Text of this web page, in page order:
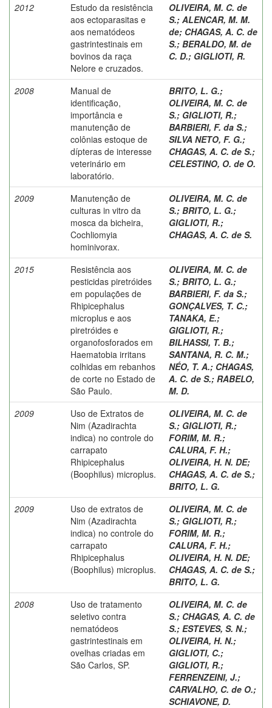
2012
Estudo da resistência
aos ectoparasitas e
aos nematódeos
gastrintestinais em
bovinos da raça
Nelore e cruzados.
OLIVEIRA, M. C. de
S.; ALENCAR, M. M.
de; CHAGAS, A. C. de
S.; BERALDO, M. de
C. D.; GIGLIOTI, R.
2008
Manual de
identificação,
importância e
manutenção de
colônias estoque de
dípteras de interesse
veterinário em
laboratório.
BRITO, L. G.;
OLIVEIRA, M. C. de
S.; GIGLIOTI, R.;
BARBIERI, F. da S.;
SILVA NETO, F. G.;
CHAGAS, A. C. de S.;
CELESTINO, O. de O.
2009
Manutenção de
culturas in vitro da
mosca da bicheira,
Cochliomyia
hominivorax.
OLIVEIRA, M. C. de
S.; BRITO, L. G.;
GIGLIOTI, R.;
CHAGAS, A. C. de S.
2015
Resistência aos
pesticidas piretróides
em populações de
Rhipicephalus
microplus e aos
piretróides e
organofosforados em
Haematobia irritans
colhidas em rebanhos
de corte no Estado de
São Paulo.
OLIVEIRA, M. C. de
S.; BRITO, L. G.;
BARBIERI, F. da S.;
GONÇALVES, T. C.;
TANAKA, E.;
GIGLIOTI, R.;
BILHASSI, T. B.;
SANTANA, R. C. M.;
NÉO, T. A.; CHAGAS,
A. C. de S.; RABELO,
M. D.
2009
Uso de Extratos de
Nim (Azadirachta
indica) no controle do
carrapato
Rhipicephalus
(Boophilus) microplus.
OLIVEIRA, M. C. de
S.; GIGLIOTI, R.;
FORIM, M. R.;
CALURA, F. H.;
OLIVEIRA, H. N. DE;
CHAGAS, A. C. de S.;
BRITO, L. G.
2009
Uso de extratos de
Nim (Azadirachta
indica) no controle do
carrapato
Rhipicephalus
(Boophilus) microplus.
OLIVEIRA, M. C. de
S.; GIGLIOTI, R.;
FORIM, M. R.;
CALURA, F. H.;
OLIVEIRA, H. N. DE;
CHAGAS, A. C. de S.;
BRITO, L. G.
2008
Uso de tratamento
seletivo contra
nematódeos
gastrintestinais em
ovelhas criadas em
São Carlos, SP.
OLIVEIRA, M. C. de
S.; CHAGAS, A. C. de
S.; ESTEVES, S. N.;
OLIVEIRA, H. N.;
GIGLIOTI, C.;
GIGLIOTI, R.;
FERRENZEINI, J.;
CARVALHO, C. de O.;
SCHIAVONE, D.